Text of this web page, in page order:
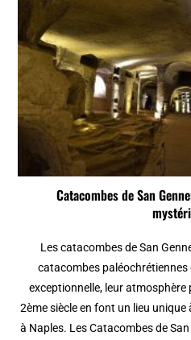
Catacombes de San
Les catacombes de San
catacombes paléochrétiennes
exceptionnelle, leur
2ème siècle en font un lieu
à Naples. Les Catacombes de